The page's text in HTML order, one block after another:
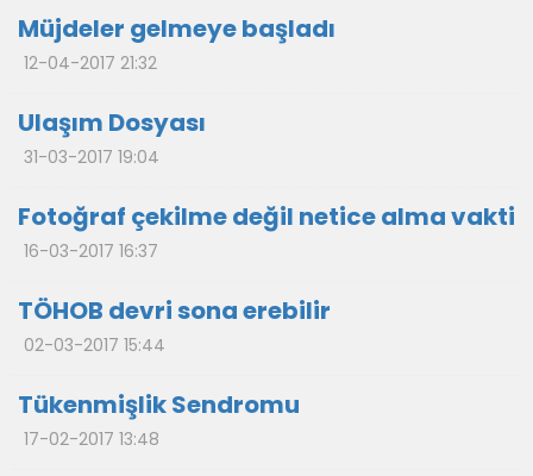
Müjdeler gelmeye başladı
12-04-2017 21:32
Ulaşım Dosyası
31-03-2017 19:04
Fotoğraf çekilme değil netice alma vakti
16-03-2017 16:37
TÖHOB devri sona erebilir
02-03-2017 15:44
Tükenmişlik Sendromu
17-02-2017 13:48